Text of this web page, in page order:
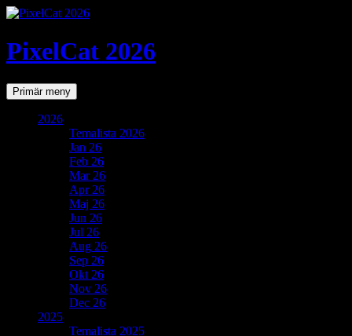
PixelCat 2026
SökPrimär meny Gå
till
2026
Temalista 2026
Jan 26
Feb 26
Mar 26
Apr 26
Maj 26
Jun 26
Jul 26
Aug 26
Sep 26
Okt 26
Nov 26
Dec 26
2025
Temalista 2025